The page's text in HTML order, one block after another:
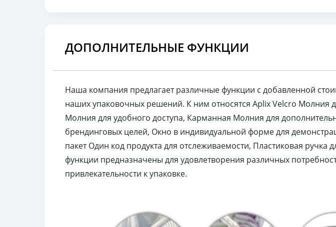
ДОПОЛНИТЕЛЬНЫЕ ФУНКЦИИ
Наша компания предлагает различные функции с добавленной
наших упаковочных решений. К ним относятся Aplix Velcro Молния
Молния для удобного доступа, Карманная Молния для
брендинговых целей, Окно в индивидуальной форме для
пакет Один код продукта для отслеживаемости, Пластиковая
функции предназначены для удовлетворения различных
привлекательности к упаковке.